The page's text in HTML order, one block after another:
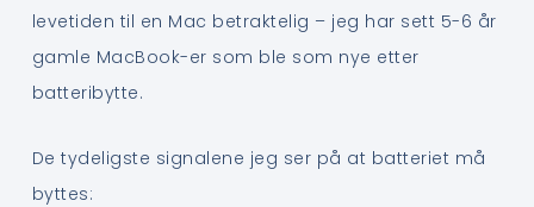
levetiden til en Mac betraktelig – jeg har sett 5-6 år
gamle MacBook-er som ble som nye etter
batteribytte.
De tydeligste signalene jeg ser på at batteriet må
byttes: